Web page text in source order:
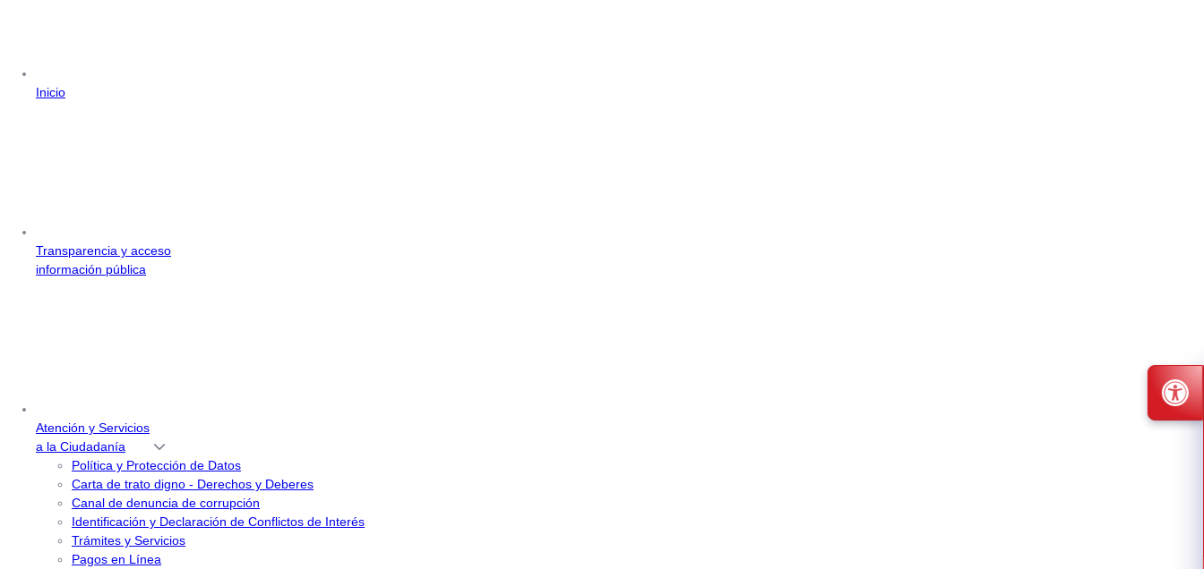
Inicio
Transparencia y acceso
información pública
Atención y Servicios
a la Ciudadanía
Política y Protección de Datos
Carta de trato digno - Derechos y Deberes
Canal de denuncia de corrupción
Identificación y Declaración de Conflictos de Interés
Trámites y Servicios
Pagos en Línea